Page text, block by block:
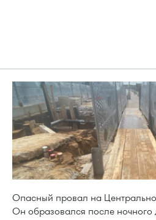
Опасный провал на
Он образовался после ночного